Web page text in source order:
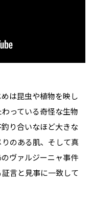
は昆虫や植物を映し
っている奇怪な生物
り合いなほど大きな
のある肌、そして真
ヴァルジーニャ事件
言と見事に一致して